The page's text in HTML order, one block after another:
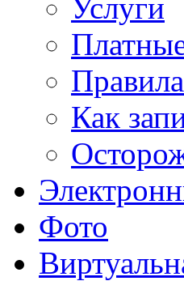
Услуги
Как
Фото